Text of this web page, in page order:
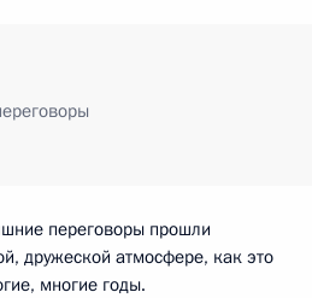
переговоры прошли
дружеской атмосфере, как это
многие годы.